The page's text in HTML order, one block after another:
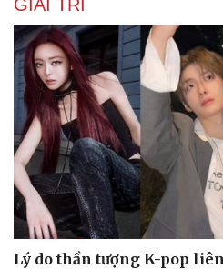
GIẢI TRÍ
Lý do thần tượng K-pop